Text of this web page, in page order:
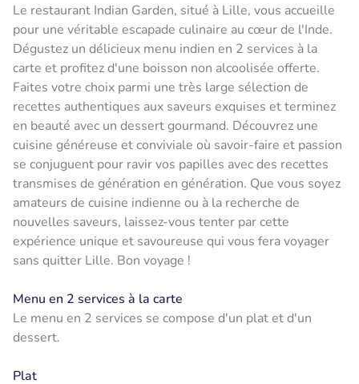
Le restaurant Indian Garden, situé à Lille, vous accueille
pour une véritable escapade culinaire au cœur de l'Inde.
Dégustez un délicieux menu indien en 2 services à la
carte et profitez d'une boisson non alcoolisée offerte.
Faites votre choix parmi une très large sélection de
recettes authentiques aux saveurs exquises et terminez
en beauté avec un dessert gourmand. Découvrez une
cuisine généreuse et conviviale où savoir-faire et passion
se conjuguent pour ravir vos papilles avec des recettes
transmises de génération en génération. Que vous soyez
amateurs de cuisine indienne ou à la recherche de
nouvelles saveurs, laissez-vous tenter par cette
expérience unique et savoureuse qui vous fera voyager
sans quitter Lille. Bon voyage !
Menu en 2 services à la carte
Le menu en 2 services se compose d'un plat et d'un
dessert.
Plat